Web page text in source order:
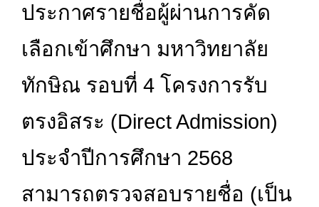
ประกาศรายชื่อผู้ผ่านการคัด
เลือกเข้าศึกษา มหาวิทยาลัย
ทักษิณ รอบที่ 4 โครงการรับ
ตรงอิสระ (Direct Admission)
ประจำปีการศึกษา 2568
สามารถตรวจสอบรายชื่อ (เป็น